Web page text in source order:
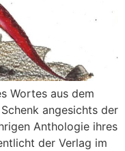
Wortes aus dem
angesichts der
Anthologie ihres
der Verlag im